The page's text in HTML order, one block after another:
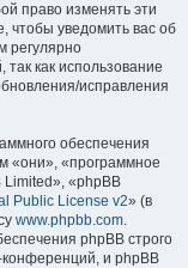
право изменять эти
чтобы уведомить вас об
регулярно
как использование
исправления
обеспечения
«они», «программное
Limited», «phpBB
Public License v2» (в
www.phpbb.com.
phpBB строго
и phpBB